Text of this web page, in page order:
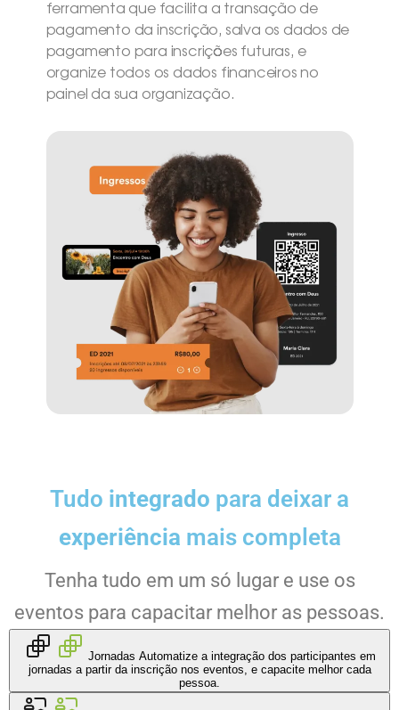
ferramenta que facilita a transação de
pagamento da inscrição, salva os dados de
pagamento para inscrições futuras, e
organize todos os dados financeiros no
painel da sua organização.
Tudo integrado para deixar a
experiência mais completa
Tenha tudo em um só lugar e use os
eventos para capacitar melhor as pessoas.
Jornadas Automatize a integração dos participantes em
jornadas a partir da inscrição nos eventos, e capacite melhor cada
pessoa.